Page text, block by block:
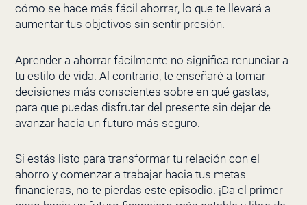
cómo se hace más fácil ahorrar, lo que te llevará a
aumentar tus objetivos sin sentir presión.
Aprender a ahorrar fácilmente no significa renunciar a
tu estilo de vida. Al contrario, te enseñaré a tomar
decisiones más conscientes sobre en qué gastas,
para que puedas disfrutar del presente sin dejar de
avanzar hacia un futuro más seguro.
Si estás listo para transformar tu relación con el
ahorro y comenzar a trabajar hacia tus metas
financieras, no te pierdas este episodio. ¡Da el primer